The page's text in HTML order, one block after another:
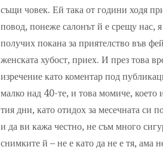
същи човек. Ей така от години ходя
повод, понеже салонът й е срещу нас,
получих покана за приятелство във
женската хубост, приех. И през това
изречение като коментар под
малко над 40-те, и това момиче, което
тия дни, като отидох за месечната си
и да ви кажа честно, не съм много
снимките й – не е като да не е тя, ама